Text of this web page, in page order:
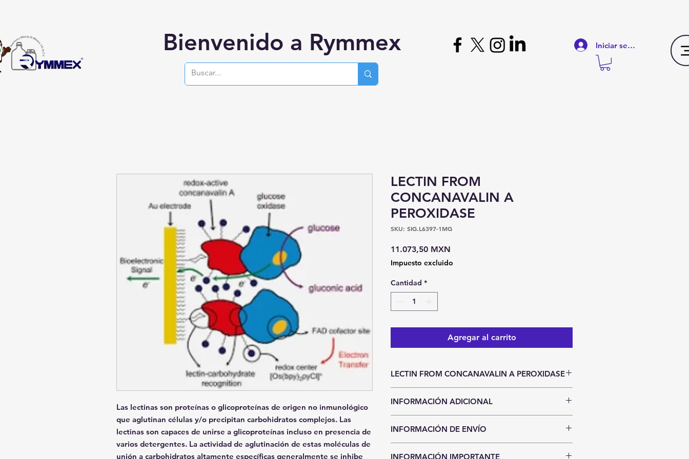
Bienvenido a Rymmex Iniciar sesión
Las lectinas son proteínas o glicoproteínas de origen no inmunológico
que aglutinan células y/o precipitan carbohidratos complejos. Las
lectinas son capaces de unirse a glicoproteínas incluso en presencia de
varios detergentes. La actividad de aglutinación de estas moléculas de
unión a carbohidratos altamente específicas generalmente se inhibe
LECTIN FROM
CONCANAVALIN A
PEROXIDASE
SKU: SIG.L6397-1MG
11.073,50 MXN
Impuesto excluido
Cantidad *
Agregar al carrito
LECTIN FROM CONCANAVALIN A PEROXIDASE
Pieza
INFORMACIÓN ADICIONAL
Precios y existencias sujetos a cambio sin previo
aviso.
Sí requieres entrega inmediata al finalizar tu
INFORMACIÓN DE ENVÍO
INFORMACIÓN IMPORTANTE